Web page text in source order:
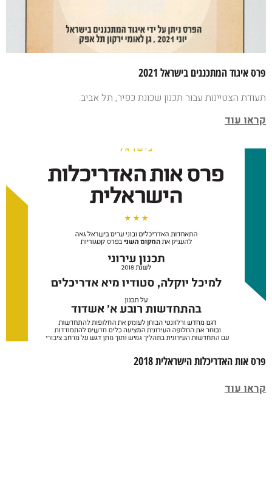
פרס איגוד המתכננים בישראל 2021
תעודת הצטיינות עבור תכנון שכונת כפיר, תל אביב.
קראו עוד
פרס אות האדריכלות הישראלית 2018
קראו עוד